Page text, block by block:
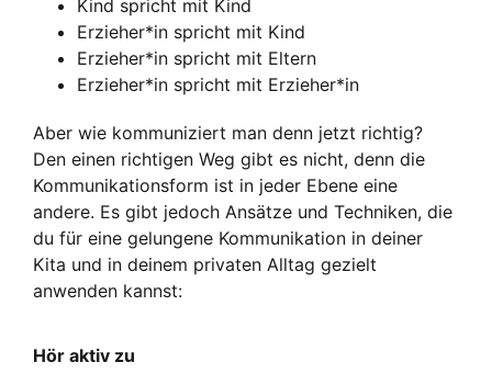
Kind spricht mit Kind
Erzieher*in spricht mit Kind
Erzieher*in spricht mit Eltern
Erzieher*in spricht mit Erzieher*in
Aber wie kommuniziert man denn jetzt richtig?
Den einen richtigen Weg gibt es nicht, denn die
Kommunikationsform ist in jeder Ebene eine
andere. Es gibt jedoch Ansätze und Techniken, die
du für eine gelungene Kommunikation in deiner
Kita und in deinem privaten Alltag gezielt
anwenden kannst:
Hör aktiv zu